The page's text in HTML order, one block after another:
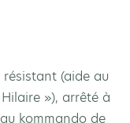
(aide au
»), arrêté à
kommando de